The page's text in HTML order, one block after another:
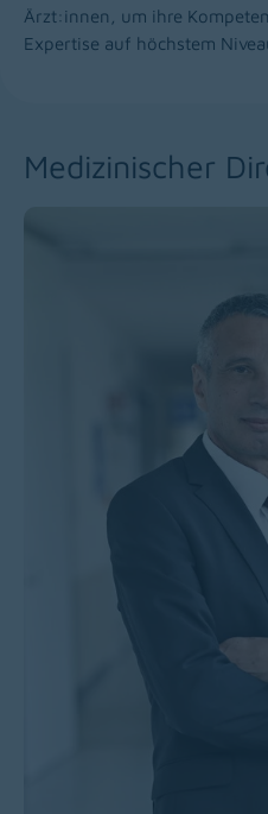
Ärzt:innen, um ihre
Expertise auf höchstem
Medizinischer